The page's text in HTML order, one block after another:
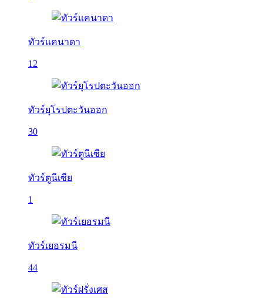
ทัวร์แคนาดา
12
ทัวร์ยุโรปตะวันออก
30
ทัวร์ตูนีเซีย
1
ทัวร์เยอรมนี
44